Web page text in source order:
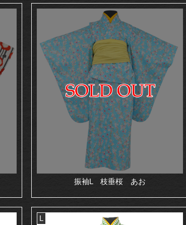
振袖L 枝垂桜 あお
L